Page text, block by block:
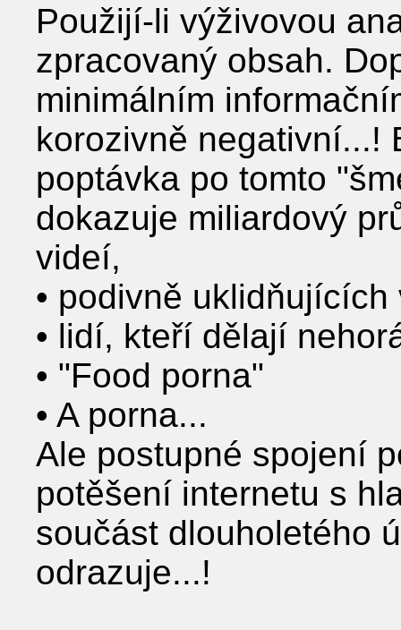
Použijí-li výživovou
zpracovaný obsah.
minimálním
korozivně negativní...!
poptávka po tomto
dokazuje miliardový
videí,
• podivně
• lidí, kteří dělají
• "Food porna"
• A porna...
Ale postupné spojení
potěšení internetu s
součást dlouholetého
odrazuje...!